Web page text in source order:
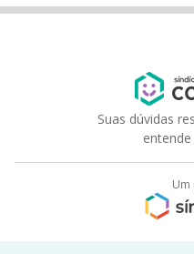
Suas dúvidas